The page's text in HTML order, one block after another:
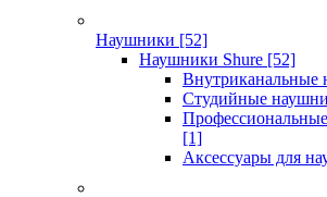
Наушники [52]
Наушники Shure [52]
Внутриканальные
Студийные
[1]
Аксессуары для